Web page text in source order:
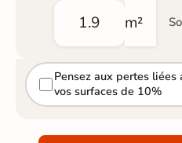
m²
Pensez aux pertes liées
vos surfaces de 10%